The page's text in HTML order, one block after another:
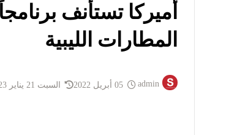
أميركا تستأنف
المطارات الليبية
admin السبت 21 يناير 2023